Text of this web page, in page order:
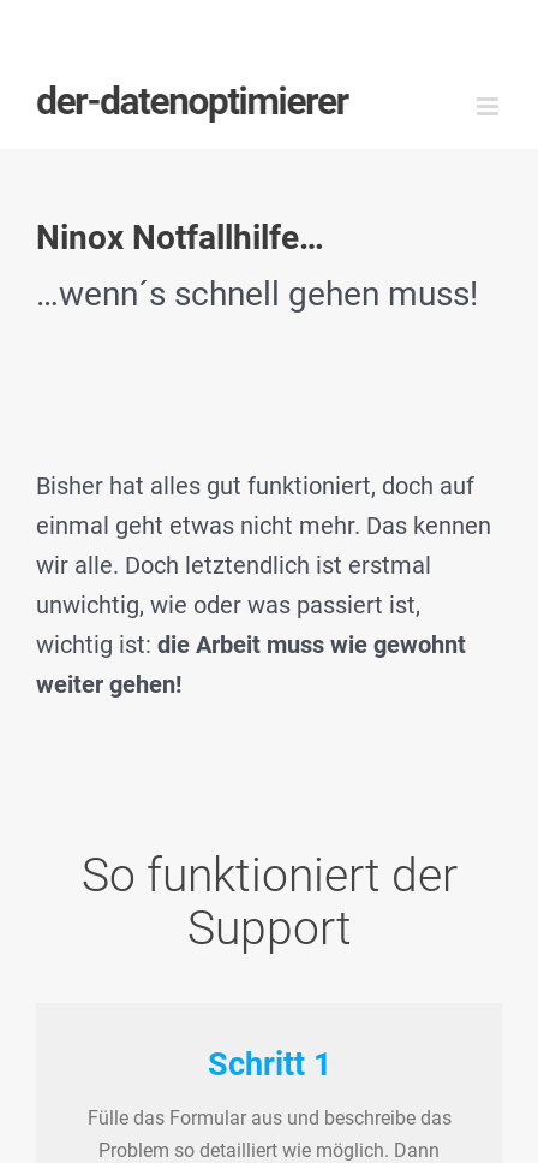
springen
Ninox Notfallhilfe…
…wenn´s schnell gehen muss!
Bisher hat alles gut funktioniert, doch auf
einmal geht etwas nicht mehr. Das kennen
wir alle. Doch letztendlich ist erstmal
unwichtig, wie oder was passiert ist,
wichtig ist: die Arbeit muss wie gewohnt
weiter gehen!
So funktioniert der
Support
Schritt 1
Fülle das Formular aus und beschreibe das
Problem so detailliert wie möglich. Dann